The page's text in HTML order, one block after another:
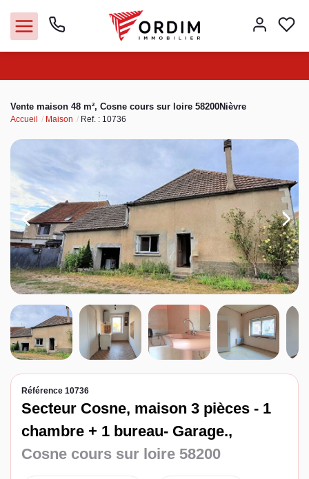
Acheter
Vendre
Immobilier pro
Faire gérer
Syndic
Espace client
Vente maison 48 m², Cosne cours sur loire 58200Nièvre
Accueil Maison Ref. : 10736
Référence 10736
Secteur Cosne, maison 3 pièces - 1
chambre + 1 bureau- Garage.,
Cosne cours sur loire 58200